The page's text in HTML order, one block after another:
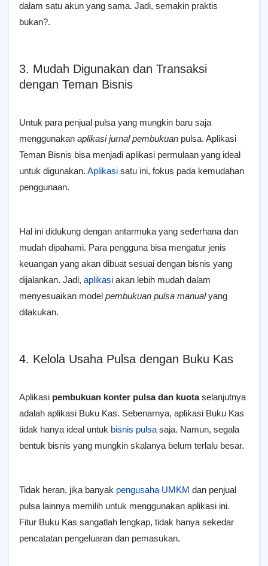
dalam satu akun yang sama. Jadi, semakin praktis
bukan?.
3. Mudah Digunakan dan Transaksi
dengan Teman Bisnis
Untuk para penjual pulsa yang mungkin baru saja
menggunakan aplikasi jurnal pembukuan pulsa. Aplikasi
Teman Bisnis bisa menjadi aplikasi permulaan yang ideal
untuk digunakan. Aplikasi satu ini, fokus pada kemudahan
penggunaan.
Hal ini didukung dengan antarmuka yang sederhana dan
mudah dipahami. Para pengguna bisa mengatur jenis
keuangan yang akan dibuat sesuai dengan bisnis yang
dijalankan. Jadi, aplikasi akan lebih mudah dalam
menyesuaikan model pembukuan pulsa manualyang
dilakukan.
4. Kelola Usaha Pulsa dengan Buku Kas
Aplikasi pembukuan konter pulsa dan kuotaselanjutnya
adalah aplikasi Buku Kas. Sebenarnya, aplikasi Buku Kas
tidak hanya ideal untuk bisnis pulsa saja. Namun, segala
bentuk bisnis yang mungkin skalanya belum terlalu besar.
Tidak heran, jika banyak pengusaha UMKM dan penjual
pulsa lainnya memilih untuk menggunakan aplikasi ini.
Fitur Buku Kas sangatlah lengkap, tidak hanya sekedar
pencatatan pengeluaran dan pemasukan.